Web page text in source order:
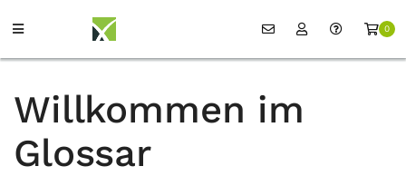
0
Willkommen im
Glossar